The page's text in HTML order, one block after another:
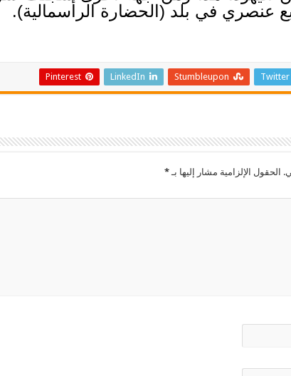
عنصري في بلد (الحضارة الرأسمالية).
Twitter
Stumbleupon
LinkedIn
Pinterest
الحقول الإلزامية مشار إليها بـ*